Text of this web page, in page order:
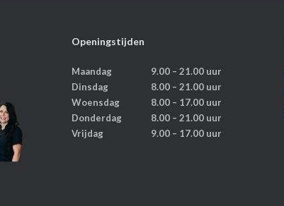
Openingstijden
Maandag
9.00 – 21.00 uur
Dinsdag
8.00 – 21.00 uur
Woensdag
8.00 – 17.00 uur
Donderdag
8.00 – 21.00 uur
Vrijdag
9.00 – 17.00 uur